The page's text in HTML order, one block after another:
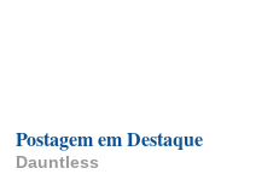
Postagem em Destaque
Dauntless